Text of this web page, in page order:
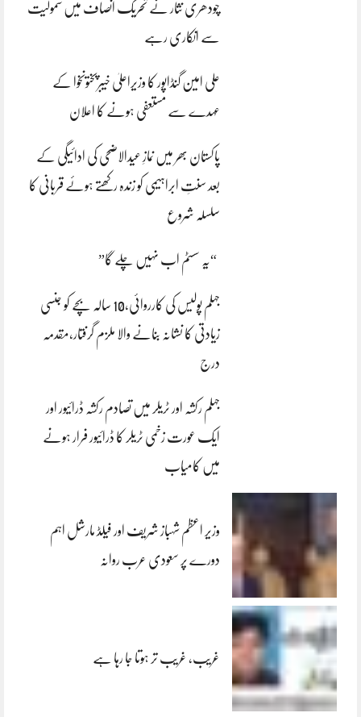
چودھری نثار نے تحریک انصاف میں شمولیت
سے انکاری رہے
علی امین گنڈاپور کا وزیراعلیٰ خیبرپختونخوا کے
عہدے سے مستعفی ہونے کا اعلان
پاکستان بھر میں نمازِ عیدالاضحی کی ادائیگی کے
بعد سنتِ ابراہیمی کو زندہ رکھتے ہوئے قربانی کا
سلسلہ شروع
“یہ سسٹم اب نہیں چلے گا”
جہلم پولیس کی کارروائی،10 سالہ بچے کو جنسی
زیادتی کا نشانہ بنانے والا ملزم گرفتار،مقدمہ
درج
جہلم رکشہ اور ٹریلر میں تصادم رکشہ ڈرائیور اور
ایک عورت زخمی ٹریلر کا ڈرائیور فرار ہونے
میں کامیاب
وزیر اعظم شہباز شریف اور فیلڈ مارشل اہم
دورے پر سعودی عرب روانہ
غریب، غریب تر ہوتا جا رہا ہے